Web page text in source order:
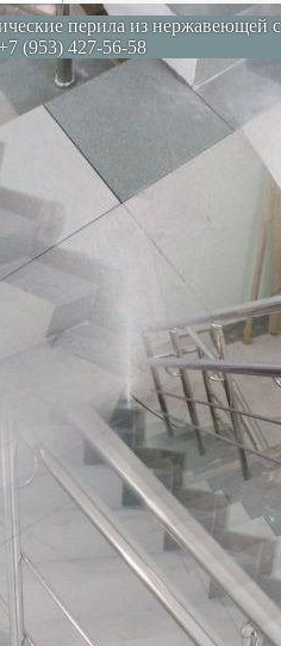
перила из нержавеющей
(953) 427-56-58